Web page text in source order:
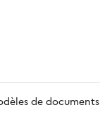
de documents